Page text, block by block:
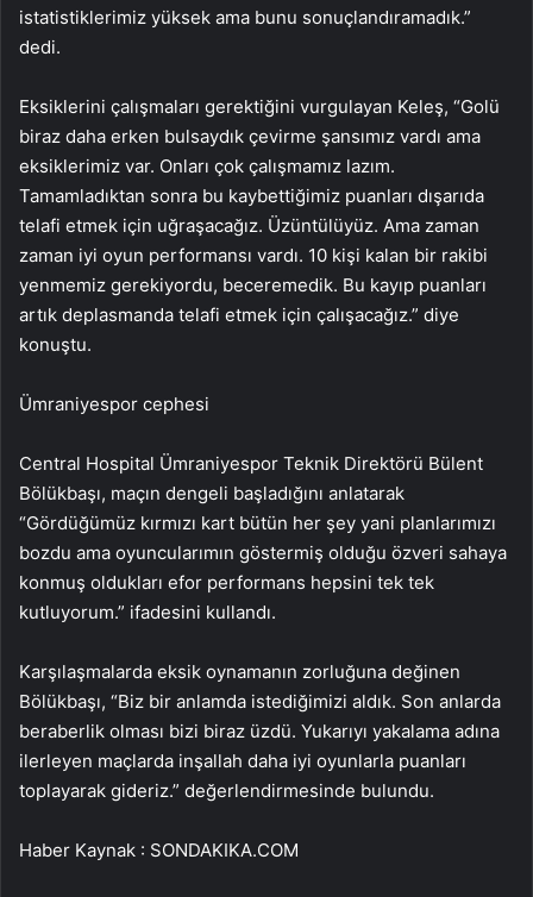
istatistiklerimiz yüksek ama bunu sonuçlandıramadık.”
dedi.
Eksiklerini çalışmaları gerektiğini vurgulayan Keleş, “Golü
biraz daha erken bulsaydık çevirme şansımız vardı ama
eksiklerimiz var. Onları çok çalışmamız lazım.
Tamamladıktan sonra bu kaybettiğimiz puanları dışarıda
telafi etmek için uğraşacağız. Üzüntülüyüz. Ama zaman
zaman iyi oyun performansı vardı. 10 kişi kalan bir rakibi
yenmemiz gerekiyordu, beceremedik. Bu kayıp puanları
artık deplasmanda telafi etmek için çalışacağız.” diye
konuştu.
Ümraniyespor cephesi
Central Hospital Ümraniyespor Teknik Direktörü Bülent
Bölükbaşı, maçın dengeli başladığını anlatarak
“Gördüğümüz kırmızı kart bütün her şey yani planlarımızı
bozdu ama oyuncularımın göstermiş olduğu özveri sahaya
konmuş oldukları efor performans hepsini tek tek
kutluyorum.” ifadesini kullandı.
Karşılaşmalarda eksik oynamanın zorluğuna değinen
Bölükbaşı, “Biz bir anlamda istediğimizi aldık. Son anlarda
beraberlik olması bizi biraz üzdü. Yukarıyı yakalama adına
ilerleyen maçlarda inşallah daha iyi oyunlarla puanları
toplayarak gideriz.” değerlendirmesinde bulundu.
Haber Kaynak : SONDAKIKA.COM